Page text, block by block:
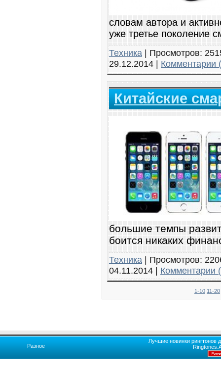
словам автора и
уже третье поколение
Техника | Просмотров:
29.12.2014 | Комментарии
Китайские
большие темпы
боится никаких
Техника | Просмотров:
04.11.2014 | Комментарии
1-10 11-20
Разное
Лучшие новинки рингтонов